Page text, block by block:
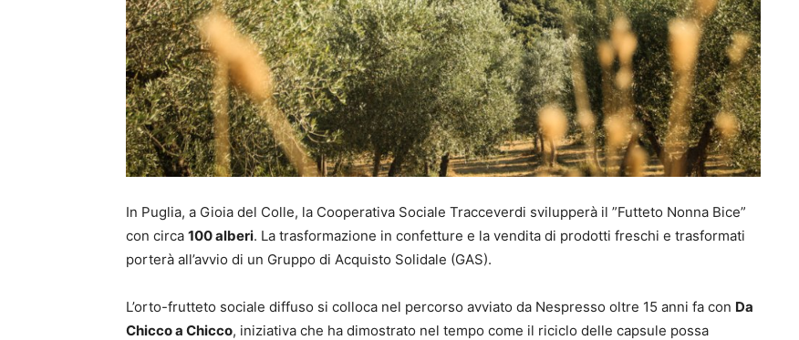
In Puglia, a Gioia del Colle, la Cooperativa Sociale Tracceverdi svilupperà il ”Futteto Nonna Bice”
con circa 100 alberi. La trasformazione in confetture e la vendita di prodotti freschi e trasformati
porterà all’avvio di un Gruppo di Acquisto Solidale (GAS).
L’orto-frutteto sociale diffuso si colloca nel percorso avviato da Nespresso oltre 15 anni fa con Da
Chicco a Chicco, iniziativa che ha dimostrato nel tempo come il riciclo delle capsule possa